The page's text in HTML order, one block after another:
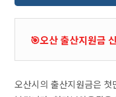
🎯오산 출산지원금
오산시의 출산지원금은